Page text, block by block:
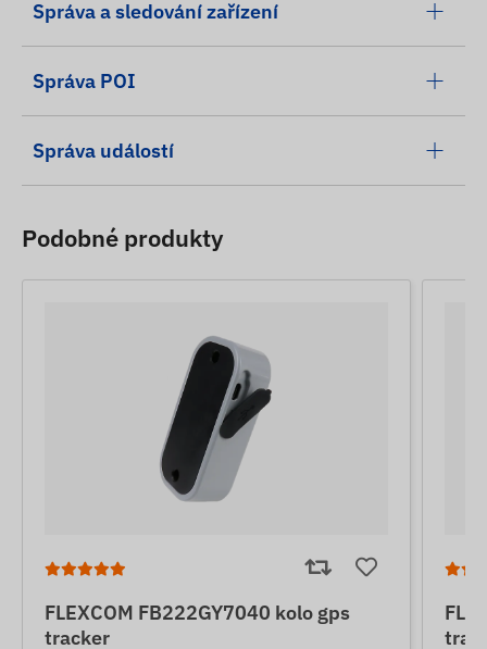
Správa a sledování zařízení
Správa POI
Správa událostí
Podobné produkty
FLEXCOM FB222GY7040 kolo gps
tracker